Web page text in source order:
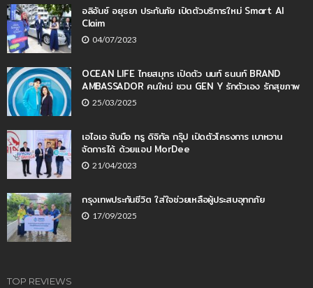
อลิอันซ์ อยุธยา ประกันภัย เปิดตัวบริการใหม่ Smart AI
Claim
04/07/2023
OCEAN LIFE ไทยสมุทร เปิดตัว นนท์ ธนนท์ BRAND
AMBASSADOR คนใหม่ ชวน GEN Y รักตัวเอง รักสุขภาพ
25/03/2025
เอไอเอ จับมือ ทรู ดิจิทัล กรุ๊ป เปิดตัวโครงการ เบาหวาน
จัดการได้ ด้วยแอป MorDee
21/04/2023
กรุงเทพประกันชีวิต ใส่ใจช่วยเหลือผู้ประสบอุทกภัย
17/09/2025
TOP REVIEWS